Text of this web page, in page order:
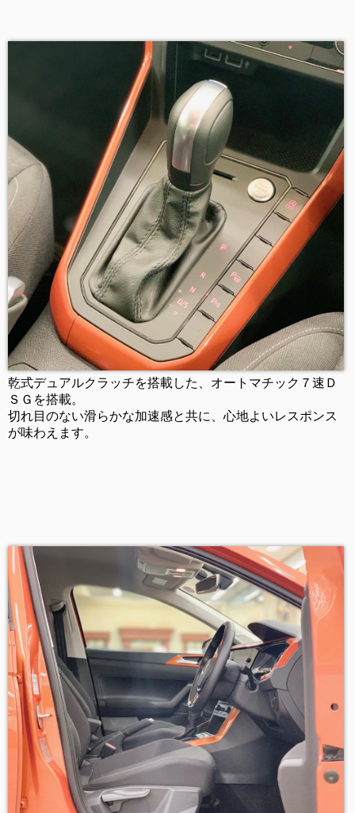
乾式デュアルクラッチを搭載した、オートマチック７速Ｄ
ＳＧを搭載。
切れ目のない滑らかな加速感と共に、心地よいレスポンス
が味わえます。